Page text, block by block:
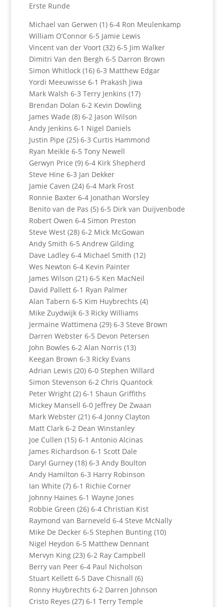
Erste Runde
Michael van Gerwen (1) 6-4 Ron Meulenkamp
William O’Connor 6-5 Jamie Lewis
Vincent van der Voort (32) 6-5 Jim Walker
Dimitri Van den Bergh 6-5 Darron Brown
Simon Whitlock (16) 6-3 Matthew Edgar
Yordi Meeuwisse 6-1 Prakash Jiwa
Mark Walsh 6-3 Terry Jenkins (17)
Brendan Dolan 6-2 Kevin Dowling
James Wade (8) 6-2 Jason Wilson
Andy Jenkins 6-1 Nigel Daniels
Justin Pipe (25) 6-3 Curtis Hammond
Ryan Meikle 6-5 Tony Newell
Gerwyn Price (9) 6-4 Kirk Shepherd
Steve Hine 6-3 Jan Dekker
Jamie Caven (24) 6-4 Mark Frost
Ronnie Baxter 6-4 Jonathan Worsley
Benito van de Pas (5) 6-5 Dirk van Duijvenbode
Robert Owen 6-4 Simon Preston
Steve West (28) 6-2 Mick McGowan
Andy Smith 6-5 Andrew Gilding
Dave Ladley 6-4 Michael Smith (12)
Wes Newton 6-4 Kevin Painter
James Wilson (21) 6-5 Ken MacNeil
David Pallett 6-1 Ryan Palmer
Alan Tabern 6-5 Kim Huybrechts (4)
Mike Zuydwijk 6-3 Ricky Williams
Jermaine Wattimena (29) 6-3 Steve Brown
Darren Webster 6-5 Devon Petersen
John Bowles 6-2 Alan Norris (13)
Keegan Brown 6-3 Ricky Evans
Adrian Lewis (20) 6-0 Stephen Willard
Simon Stevenson 6-2 Chris Quantock
Peter Wright (2) 6-1 Shaun Griffiths
Mickey Mansell 6-0 Jeffrey De Zwaan
Mark Webster (21) 6-4 Jonny Clayton
Matt Clark 6-2 Dean Winstanley
Joe Cullen (15) 6-1 Antonio Alcinas
James Richardson 6-1 Scott Dale
Daryl Gurney (18) 6-3 Andy Boulton
Andy Hamilton 6-3 Harry Robinson
Ian White (7) 6-1 Richie Corner
Johnny Haines 6-1 Wayne Jones
Robbie Green (26) 6-4 Christian Kist
Raymond van Barneveld 6-4 Steve McNally
Mike De Decker 6-5 Stephen Bunting (10)
Nigel Heydon 6-5 Matthew Dennant
Mervyn King (23) 6-2 Ray Campbell
Berry van Peer 6-4 Paul Nicholson
Stuart Kellett 6-5 Dave Chisnall (6)
Ronny Huybrechts 6-2 Darren Johnson
Cristo Reyes (27) 6-1 Terry Temple